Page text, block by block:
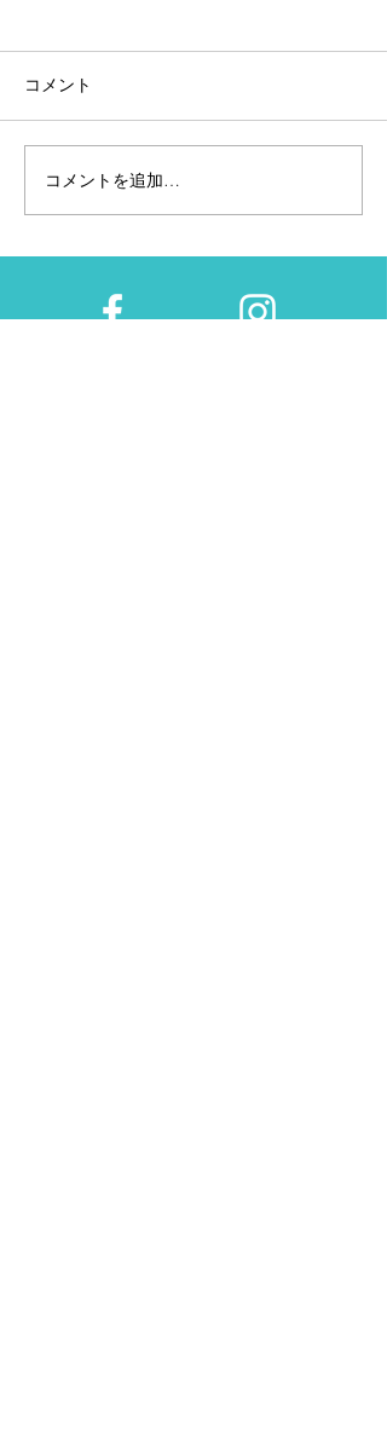
2月28日~3月2日東京マラ
ソンEXPO「アネッサブー
コメント
コメントを追加…